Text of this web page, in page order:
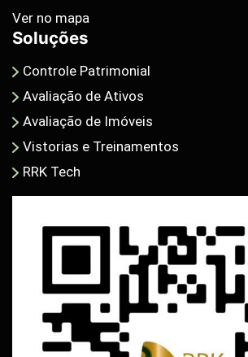
Ver no mapa
Soluções
Controle Patrimonial
Avaliação de Ativos
Avaliação de Imóveis
Vistorias e Treinamentos
RRK Tech